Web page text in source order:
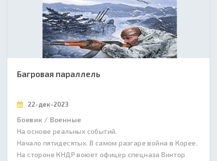
Багровая параллель
22-дек-2023
Боевик / Военные
На основе реальных событий.
Начало пятидесятых. В самом разгаре война в Корее.
На стороне КНДР воюет офицер спецназа Виктор